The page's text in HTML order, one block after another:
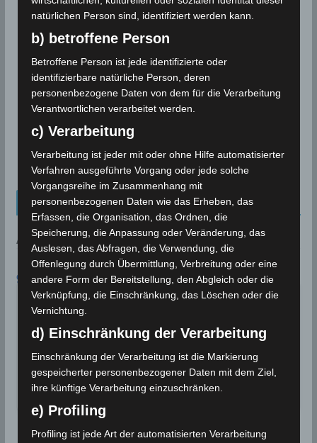
östliche Becken
METEOROLOGIE
Sturmflut
Eine Sturmflut entsteht, wenn starker, auflandiger
Wind das Meerwasser gegen die Küste drückt und so
den Wasserstand über das normale
Kalenderblatt Neu
AN DIESEM TAG:
9. AUGUST
1999
In Bizerté wird eine
Rekordtemperatur von 45,4°C
gemessen
45,4°C gemessen. Dieser Rekord…
Wettergeschehen (Meteorologie) Weiterlesen
natürlichen Person sind, identifiziert werden kann.
b) betroffene Person
Betroffene Person ist jede identifizierte oder
identifizierbare natürliche Person, deren
personenbezogene Daten von dem für die Verarbeitung
Verantwortlichen verarbeitet werden.
c) Verarbeitung
Verarbeitung ist jeder mit oder ohne Hilfe automatisierter
Verfahren ausgeführte Vorgang oder jede solche
Vorgangsreihe im Zusammenhang mit
personenbezogenen Daten wie das Erheben, das
Erfassen, die Organisation, das Ordnen, die
Speicherung, die Anpassung oder Veränderung, das
Auslesen, das Abfragen, die Verwendung, die
Offenlegung durch Übermittlung, Verbreitung oder eine
andere Form der Bereitstellung, den Abgleich oder die
Verknüpfung, die Einschränkung, das Löschen oder die
Vernichtung.
d) Einschränkung der Verarbeitung
Einschränkung der Verarbeitung ist die Markierung
gespeicherter personenbezogener Daten mit dem Ziel,
ihre künftige Verarbeitung einzuschränken.
e) Profiling
Profiling ist jede Art der automatisierten Verarbeitung